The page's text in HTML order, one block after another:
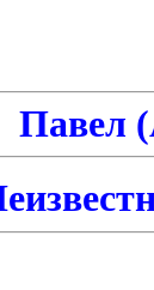
Павел